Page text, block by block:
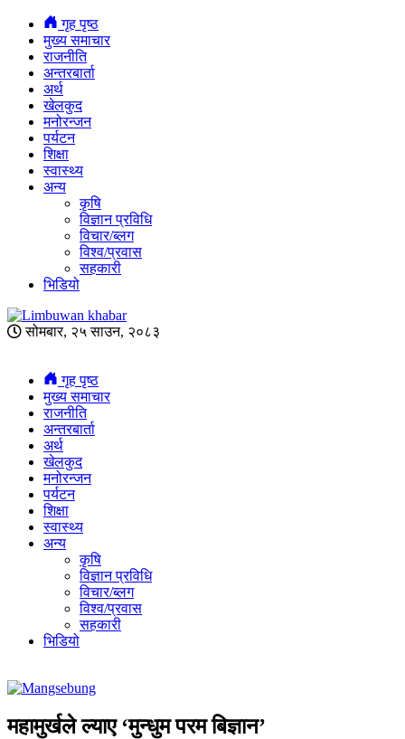
गृह पृष्ठ
मुख्य समाचार
राजनीति
अन्तरबार्ता
अर्थ
खेलकुद
मनोरन्जन
पर्यटन
शिक्षा
स्वास्थ्य
अन्य
कृषि
विज्ञान प्रविधि
विचार/ब्लग
विश्व/प्रवास
सहकारी
भिडियो
सोमबार, २५ साउन, २०८३
गृह पृष्ठ
मुख्य समाचार
राजनीति
अन्तरबार्ता
अर्थ
खेलकुद
मनोरन्जन
पर्यटन
शिक्षा
स्वास्थ्य
अन्य
कृषि
विज्ञान प्रविधि
विचार/ब्लग
विश्व/प्रवास
सहकारी
भिडियो
महामुर्खले ल्याए ‘मुन्धुम परम बिज्ञान’